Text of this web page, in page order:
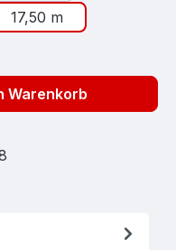
17,50 m
Warenkorb